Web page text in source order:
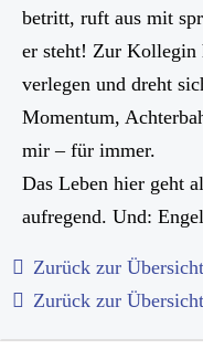
betritt, ruft aus mit
er steht! Zur Kollegin
verlegen und dreht
Momentum,
mir – für immer.
Das Leben hier geht
aufregend. Und:
Zurück zur Übersicht
Zurück zur Übersicht